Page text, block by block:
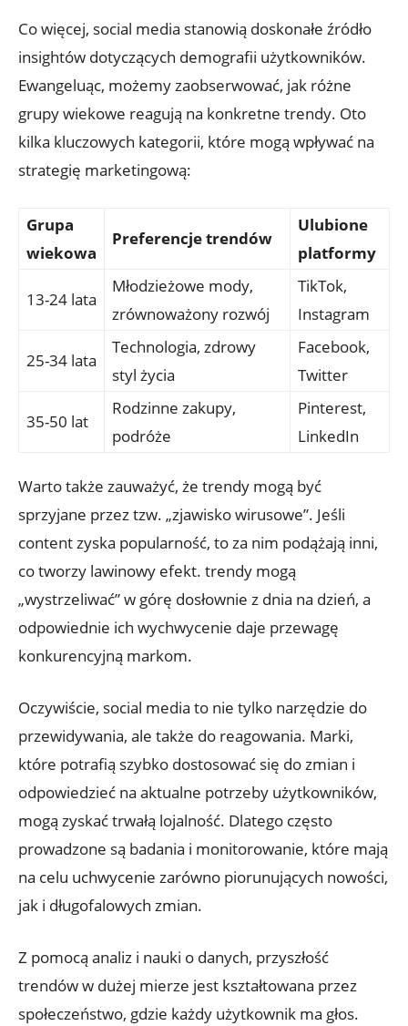
Co więcej, social media stanowią doskonałe źródło
insightów dotyczących demografii użytkowników.
Ewangeluąc, możemy zaobserwować, jak różne
grupy wiekowe reagują na konkretne trendy. Oto
kilka kluczowych kategorii, które mogą wpływać na
strategię marketingową:
Grupa
wiekowa
Preferencje trendów
Ulubione
platformy
13-24 lata
Młodzieżowe mody,
zrównoważony rozwój
TikTok,
Instagram
25-34 lata
Technologia, zdrowy
styl życia
Facebook,
Twitter
35-50 lat
Rodzinne zakupy,
podróże
Pinterest,
LinkedIn
Warto także zauważyć, że trendy mogą być
sprzyjane przez tzw. „zjawisko wirusowe”. Jeśli
content zyska popularność, to za nim podążają inni,
co tworzy lawinowy efekt. trendy mogą
„wystrzeliwać” w górę dosłownie z dnia na dzień, a
odpowiednie ich wychwycenie daje przewagę
konkurencyjną markom.
Oczywiście, social media to nie tylko narzędzie do
przewidywania, ale także do reagowania. Marki,
które potrafią szybko dostosować się do zmian i
odpowiedzieć na aktualne potrzeby użytkowników,
mogą zyskać trwałą lojalność. Dlatego często
prowadzone są badania i monitorowanie, które mają
na celu uchwycenie zarówno piorunujących nowości,
jak i długofalowych zmian.
Z pomocą analiz i nauki o danych, przyszłość
trendów w dużej mierze jest kształtowana przez
społeczeństwo, gdzie każdy użytkownik ma głos.